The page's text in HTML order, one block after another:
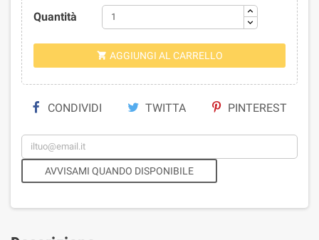
Quantità
 AGGIUNGI AL CARRELLO
CONDIVIDI TWITTA PINTEREST
AVVISAMI QUANDO DISPONIBILE